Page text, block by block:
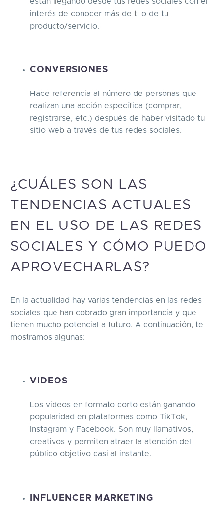
interés de conocer más de ti o de tu
producto/servicio.
CONVERSIONES
Hace referencia al número de personas que
realizan una acción específica (comprar,
registrarse, etc.) después de haber visitado tu
sitio web a través de tus redes sociales.
¿CUÁLES SON LAS
TENDENCIAS ACTUALES
EN EL USO DE LAS REDES
SOCIALES Y CÓMO PUEDO
APROVECHARLAS?
En la actualidad hay varias tendencias en las redes
sociales que han cobrado gran importancia y que
tienen mucho potencial a futuro. A continuación, te
mostramos algunas:
VIDEOS
Los videos en formato corto están ganando
popularidad en plataformas como TikTok,
Instagram y Facebook. Son muy llamativos,
creativos y permiten atraer la atención del
público objetivo casi al instante.
INFLUENCER MARKETING